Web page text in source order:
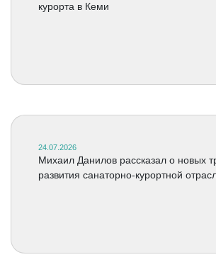
курорта в Кеми
24.07.2026
Михаил Данилов рассказал о новых
развития санаторно-курортной